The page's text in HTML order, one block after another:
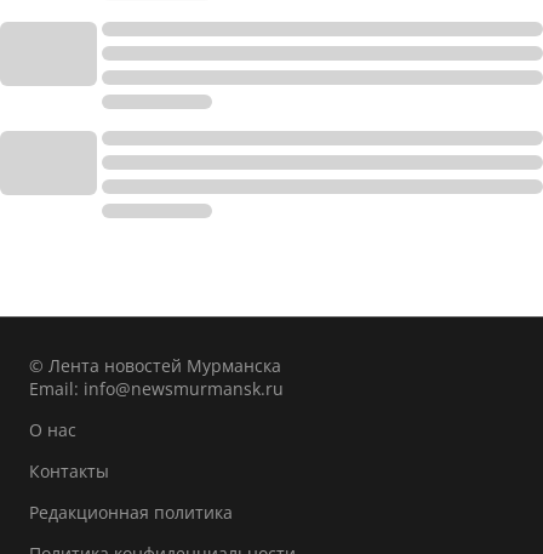
© Лента новостей Мурманска
Email: info@newsmurmansk.ru
О нас
Контакты
Редакционная политика